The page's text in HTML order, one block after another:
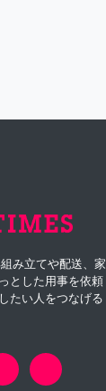
み立てや配送、家
とした用事を依頼
たい人をつなげる